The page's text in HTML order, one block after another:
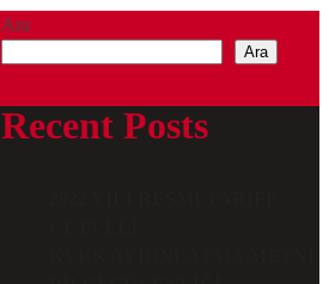
Ara
Ara
Recent Posts